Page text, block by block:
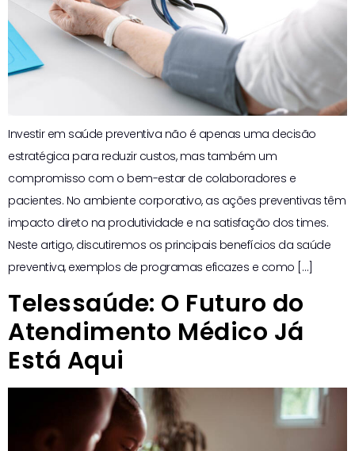
Investir em saúde preventiva não é apenas uma decisão
estratégica para reduzir custos, mas também um
compromisso com o bem-estar de colaboradores e
pacientes. No ambiente corporativo, as ações preventivas têm
impacto direto na produtividade e na satisfação dos times.
Neste artigo, discutiremos os principais benefícios da saúde
preventiva, exemplos de programas eficazes e como […]
Telessaúde: O Futuro do
Atendimento Médico Já
Está Aqui